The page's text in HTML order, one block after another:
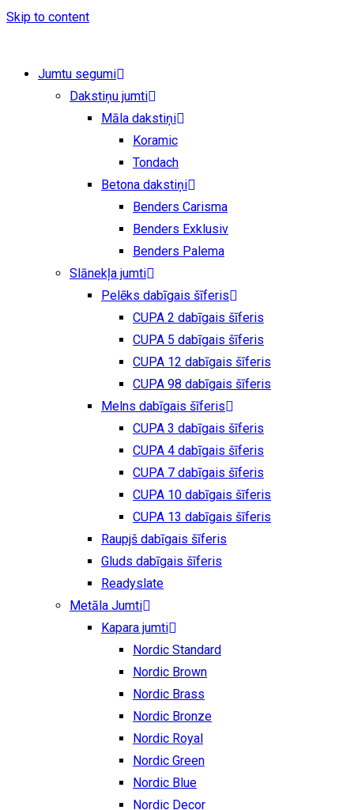
Skip to content
Jumtu segumi
Dakstiņu jumti
Māla dakstiņi
Koramic
Tondach
Betona dakstiņi
Benders Carisma
Benders Exklusiv
Benders Palema
Slānekļa jumti
Pelēks dabīgais šīferis
CUPA 2 dabīgais šīferis
CUPA 5 dabīgais šīferis
CUPA 12 dabīgais šīferis
CUPA 98 dabīgais šīferis
Melns dabīgais šīferis
CUPA 3 dabīgais šīferis
CUPA 4 dabīgais šīferis
CUPA 7 dabīgais šīferis
CUPA 10 dabīgais šīferis
CUPA 13 dabīgais šīferis
Raupjš dabīgais šīferis
Gluds dabīgais šīferis
Readyslate
Metāla Jumti
Kapara jumti
Nordic Standard
Nordic Brown
Nordic Brass
Nordic Bronze
Nordic Royal
Nordic Green
Nordic Blue
Nordic Decor